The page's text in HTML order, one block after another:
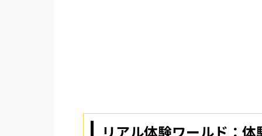
リアル体験ワールド：体